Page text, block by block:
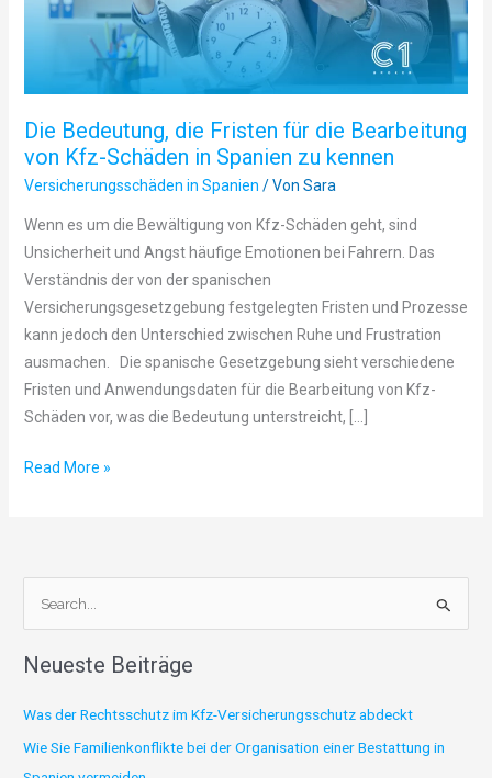
Die Bedeutung, die Fristen für die Bearbeitung
von Kfz-Schäden in Spanien zu kennen
Versicherungsschäden in Spanien / Von Sara
Wenn es um die Bewältigung von Kfz-Schäden geht, sind
Unsicherheit und Angst häufige Emotionen bei Fahrern. Das
Verständnis der von der spanischen
Versicherungsgesetzgebung festgelegten Fristen und Prozesse
kann jedoch den Unterschied zwischen Ruhe und Frustration
ausmachen. Die spanische Gesetzgebung sieht verschiedene
Fristen und Anwendungsdaten für die Bearbeitung von Kfz-
Schäden vor, was die Bedeutung unterstreicht, […]
Bearbeitung
in
Spanien
zu
Read More »
c
e
n
Neueste Beiträge
Was der Rechtsschutz im Kfz-Versicherungsschutz abdeckt
Wie Sie Familienkonflikte bei der Organisation einer Bestattung in